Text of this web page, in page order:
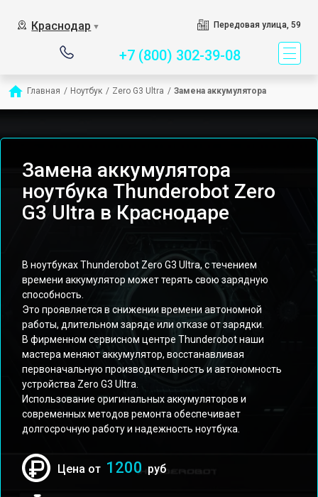
Краснодар ▼ Передовая улица, 59
+7 (800) 302-39-08
Главная / Ноутбук / Zero G3 Ultra / Замена аккумулятора
Замена аккумулятора
ноутбука Thunderobot Zero
G3 Ultra в Краснодаре
В ноутбуках Thunderobot Zero G3 Ultra, с течением
времени аккумулятор может терять свою зарядную
способность.
Это проявляется в снижении времени автономной
работы, длительном заряде или отказе от зарядки.
В фирменном сервисном центре Thunderobot наши
мастера меняют аккумулятор, восстанавливая
первоначальную производительность и автономность
устройства Zero G3 Ultra.
Использование оригинальных аккумуляторов и
современных методов ремонта обеспечивает
долгосрочную работу и надежность ноутбука.
Цена от 1200 руб